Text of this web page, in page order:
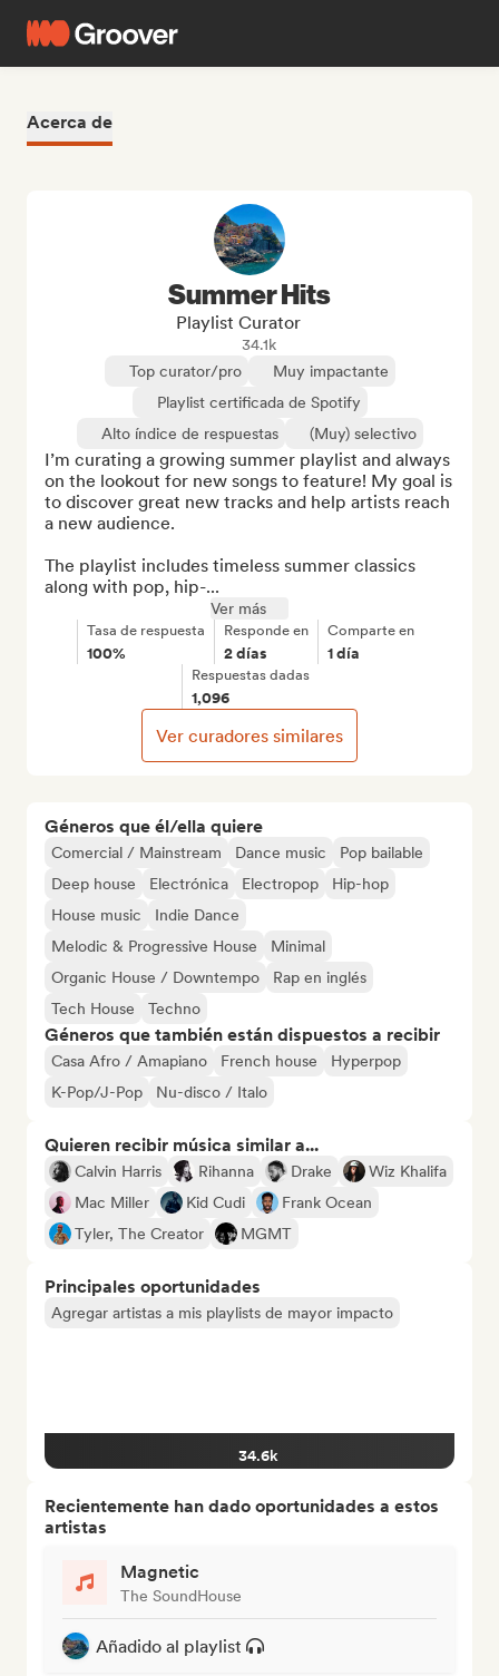
Acerca de
Géneros que él/ella quiere
Comercial / Mainstream Dance music
Pop bailable
Deep house
Electrónica Electropop
Hip-hop
House music
Indie Dance
Melodic & Progressive House
Minimal
Organic House / Downtempo
Rap en inglés
Tech House
Techno
Géneros que también están dispuestos a recibir
Casa Afro / Amapiano French house
Hyperpop
K-Pop/J-Pop
Nu-disco / Italo
Quieren recibir música similar a...
Calvin Harris Rihanna Drake
Wiz Khalifa
Mac Miller
Kid Cudi
Frank Ocean
Tyler, The Creator
MGMT
Principales oportunidades
Agregar artistas a mis playlists de mayor impacto
34.6k
Recientemente han dado oportunidades a estos
artistas
Magnetic
The SoundHouse
Añadido al playlist
Summer Hits
Playlist Curator
34.1k
Top curator/pro
Muy impactante
Playlist certificada de Spotify
Alto índice de respuestas
(Muy) selectivo
I’m curating a growing summer playlist and always
on the lookout for new songs to feature! My goal is
to discover great new tracks and help artists reach
a new audience.
The playlist includes timeless summer classics
along with pop, hip-...
Ver más
Tasa de respuesta
100%
Responde en
2 días
Comparte en
1 día
Respuestas dadas
1,096
Ver curadores similares